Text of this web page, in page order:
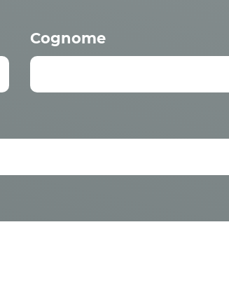
Cognome